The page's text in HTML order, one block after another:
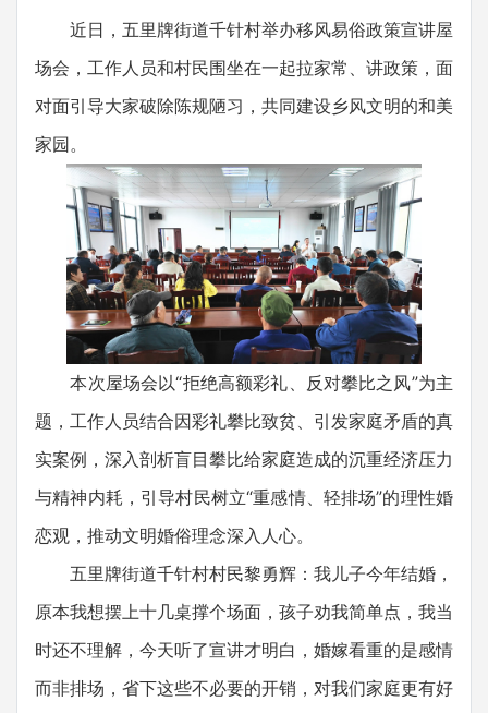
近日，五里牌街道千针村举办移风易俗政策宣讲屋
场会，工作人员和村民围坐在一起拉家常、讲政策，面
对面引导大家破除陈规陋习，共同建设乡风文明的和美
家园。
本次屋场会以“拒绝高额彩礼、反对攀比之风”为主
题，工作人员结合因彩礼攀比致贫、引发家庭矛盾的真
实案例，深入剖析盲目攀比给家庭造成的沉重经济压力
与精神内耗，引导村民树立“重感情、轻排场”的理性婚
恋观，推动文明婚俗理念深入人心。
五里牌街道千针村村民黎勇辉：我儿子今年结婚，
原本我想摆上十几桌撑个场面，孩子劝我简单点，我当
时还不理解，今天听了宣讲才明白，婚嫁看重的是感情
而非排场，省下这些不必要的开销，对我们家庭更有好